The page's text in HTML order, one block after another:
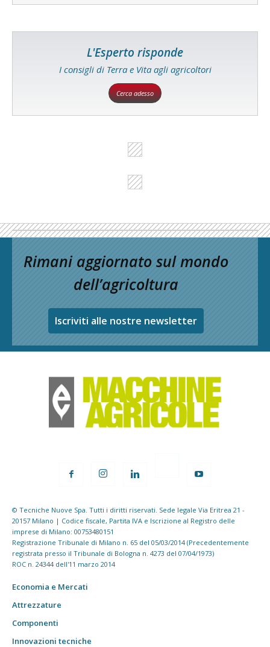
L'Esperto risponde
I consigli di Terra e Vita agli agricoltori
Cerca adesso
Rimani aggiornato sul mondo
dell’agricoltura
Iscriviti alle nostre newsletter
© Tecniche Nuove Spa. Tutti i diritti riservati. Sede legale Via Eritrea 21 -
20157 Milano | Codice fiscale, Partita IVA e Iscrizione al Registro delle
imprese di Milano: 00753480151
Registrazione Tribunale di Milano n. 65 del 05/03/2014 (Precedentemente
registrata presso il Tribunale di Bologna n. 4273 del 07/04/1973)
ROC n. 24344 dell'11 marzo 2014
Economia e Mercati
Attrezzature
Componenti
Innovazioni tecniche